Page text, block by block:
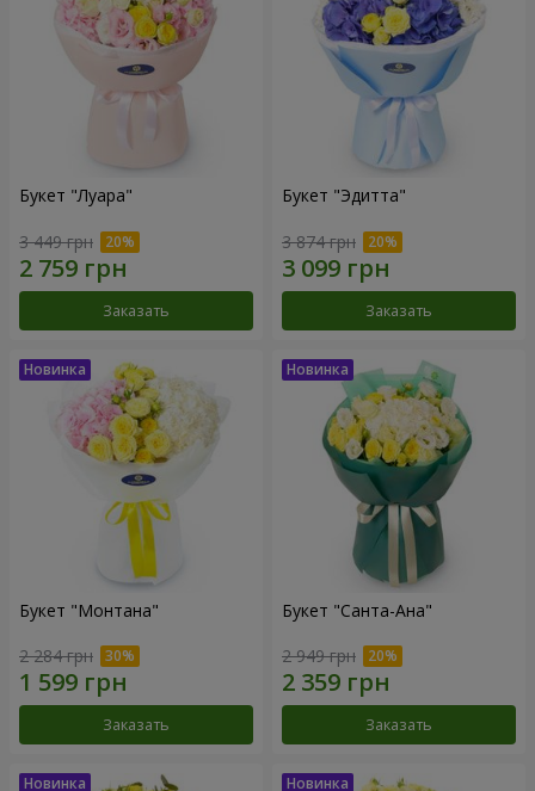
Букет "Луара"
3 449 грн
Заказать
Букет "Эдитта"
3 874 грн
Заказать
Букет "Монтана"
2 284 грн
Заказать
Букет "Санта-Ана"
2 949 грн
Заказать